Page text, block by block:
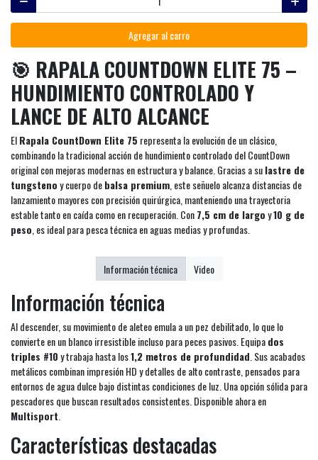
Agregar al carro
🎯 RAPALA COUNTDOWN ELITE 75 –
HUNDIMIENTO CONTROLADO Y
LANCE DE ALTO ALCANCE
ElRapala CountDown Elite 75 representa la evolución de un clásico,
combinando la tradicional acción de hundimiento controlado del CountDown
original con mejoras modernas en estructura y balance. Gracias a sulastre de
tungstenoy cuerpo debalsa premium, este señuelo alcanza distancias de
lanzamiento mayores con precisión quirúrgica, manteniendo una trayectoria
estable tanto en caída como en recuperación. Con7,5 cm de largoy10 g de
peso, es ideal para pesca técnica en aguas medias y profundas.
Información técnica
Al descender, su movimiento de aleteo emula a un pez debilitado, lo que lo
convierte en un blanco irresistible incluso para peces pasivos. Equipados
triples #10y trabaja hasta los1,2 metros de profundidad . Sus acabados
metálicos combinan impresión HD y detalles de alto contraste, pensados para
entornos de agua dulce bajo distintas condiciones de luz. Una opción sólida para
pescadores que buscan resultados consistentes. Disponible ahora en
Multisport
Características destacadas
Información técnica Video